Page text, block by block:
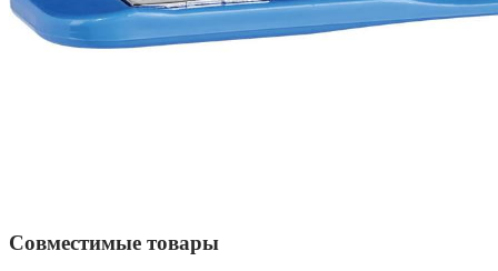
Совместимые товары